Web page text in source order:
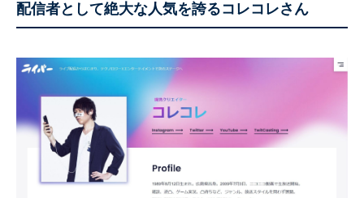
配信者として絶大な人気を誇るコレコレさん